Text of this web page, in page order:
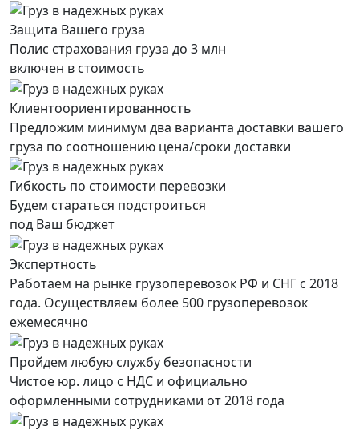
Защита Вашего груза
Полис страхования груза до 3 млн
включен в стоимость
Клиентоориентированность
Предложим минимум два варианта доставки вашего
груза по соотношению цена/сроки доставки
Гибкость по стоимости перевозки
Будем стараться подстроиться
под Ваш бюджет
Экспертность
Работаем на рынке грузоперевозок РФ и СНГ с 2018
года. Осуществляем более 500 грузоперевозок
ежемесячно
Пройдем любую службу безопасности
Чистое юр. лицо с НДС и официально
оформленными сотрудниками от 2018 года